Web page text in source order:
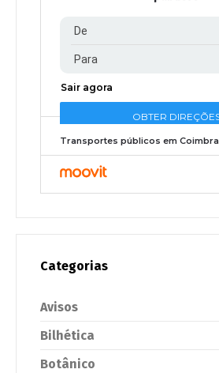
Transportes públicos em Coimbra
Categorias
Avisos
Bilhética
Botânico